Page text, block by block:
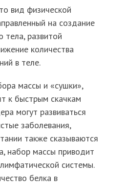
вид физической
на создание
тела, развитой
количества
в теле.
массы и «сушки»,
к быстрым скачкам
могут развиваться
заболевания,
также сказываются
набор массы приводит
системы.
белка в